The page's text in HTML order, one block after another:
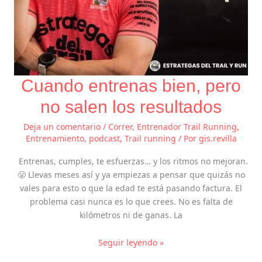
Cuando entrenas bien, pero
no salen los resultados
Deja un comentario / Correr, Entrenador Trail Running,
Entrenamiento, podcast, Trail running / Por gis.revilla
Entrenas, cumples, te esfuerzas… y los ritmos no mejoran.
😤 Llevas meses así y ya empiezas a pensar que quizás no
vales para esto o que la edad te está pasando factura. El
problema casi nunca es lo que crees. No es falta de
kilómetros ni de ganas. La
Seguir leyendo »